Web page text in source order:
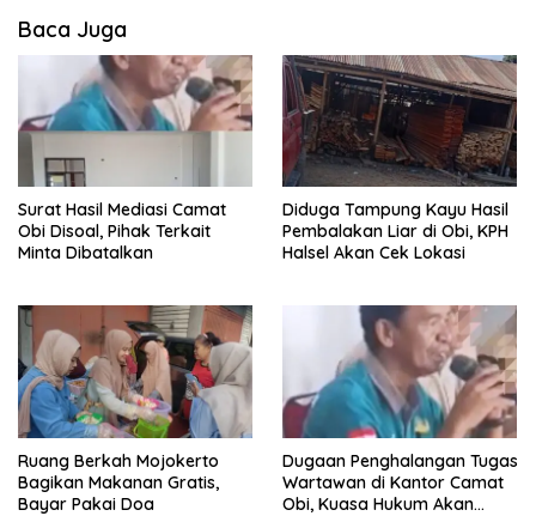
Baca Juga
Surat Hasil Mediasi Camat
Obi Disoal, Pihak Terkait
Minta Dibatalkan
Diduga Tampung Kayu Hasil
Pembalakan Liar di Obi, KPH
Halsel Akan Cek Lokasi
Ruang Berkah Mojokerto
Bagikan Makanan Gratis,
Bayar Pakai Doa
Dugaan Penghalangan Tugas
Wartawan di Kantor Camat
Obi, Kuasa Hukum Akan